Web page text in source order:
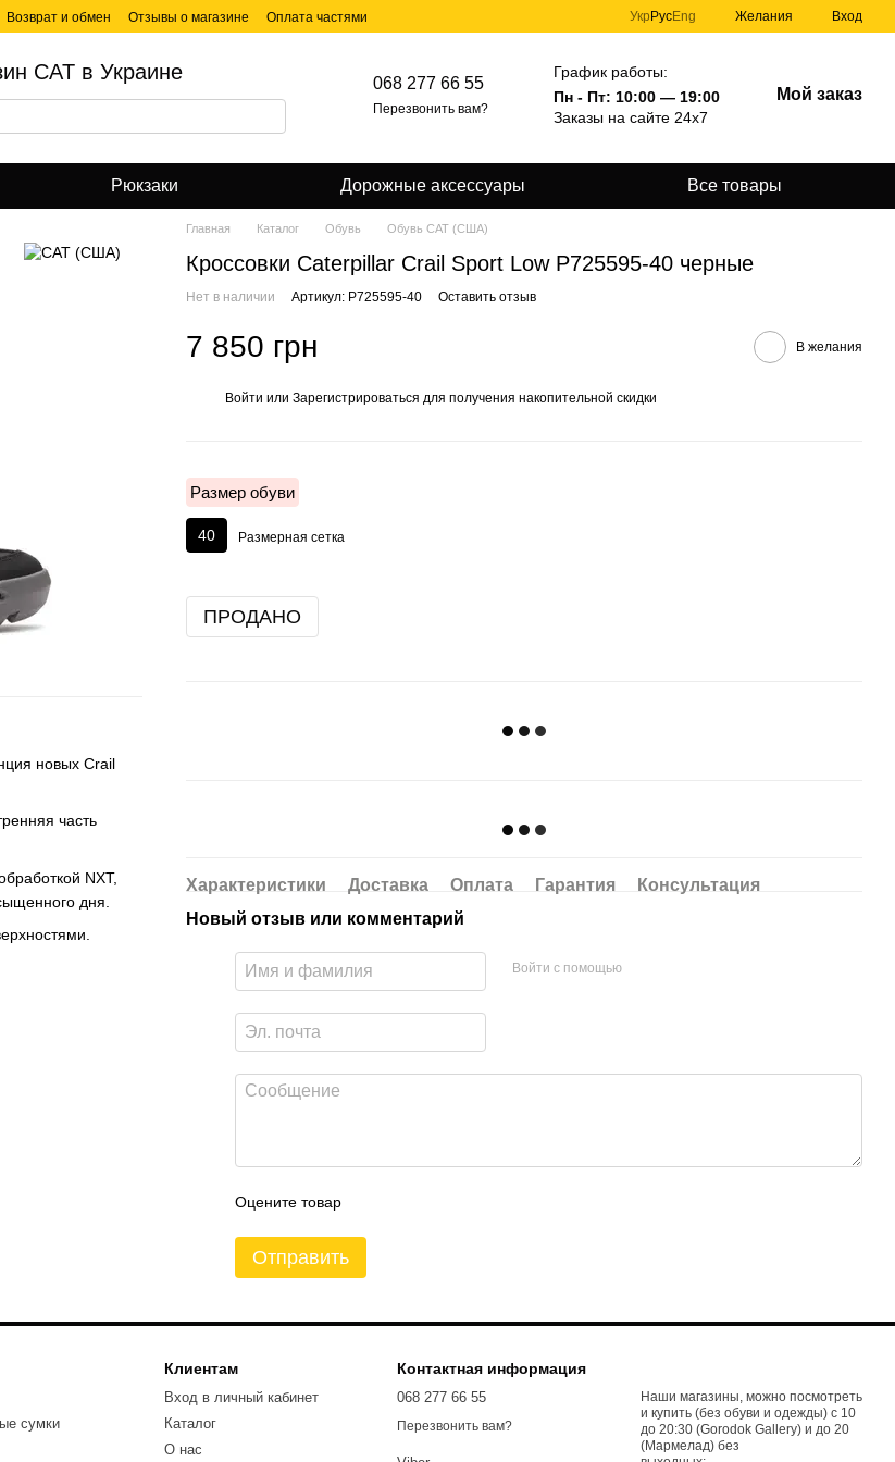
Возврат и обмен Отзывы о магазине Оплата частями Укр РусEng Желания Вход
CAT в Украине 068 277 66 55
Перезвонить вам?
График работы:
Пн - Пт: 10:00 — 19:00
Заказы на сайте 24х7
Мой заказ
Рюкзаки Дорожные аксессуары Все товары
новых Crail
часть
NXT,
дня.
Главная Каталог Обувь Обувь CAT (США)
Кроссовки Caterpillar Crail Sport Low P725595-40 черные
Нет в наличии Артикул: P725595-40 Оставить отзыв
7 850 грн В желания
Войти или Зарегистрироваться для получения накопительной скидки
Размер обуви
40 Размерная сетка
ПРОДАНО
Характеристики Доставка Оплата Гарантия
Консультация
Новый отзыв или комментарий
Войти с помощью
Оцените товар
Отправить
сумки
Клиентам
Вход в личный кабинет
Каталог
О нас
Контактная информация
068 277 66 55
Перезвонить вам?
Наши магазины, можно посмотреть
и купить (без обуви и одежды) с 10
до 20:30 (Gorodok Gallery) и до 20
(Мармелад) без